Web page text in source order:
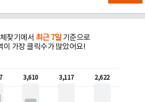
찾기에서 최근 7일 기준으로
이 가장 클릭수가 많았어요!
3,610 3,117 2,622